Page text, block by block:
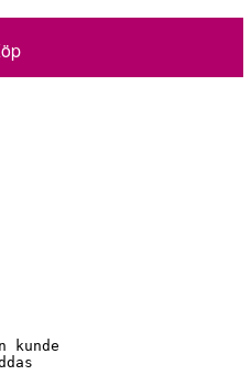
för just choklad. Är det
present!